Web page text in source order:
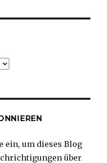
ein, um dieses Blog
über